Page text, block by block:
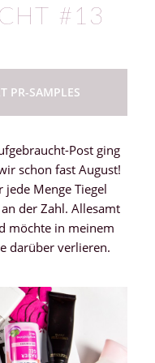
#13
PR-SAMPLES
Post ging
schon fast August!
Menge Tiegel
der Zahl. Allesamt
möchte in meinem
darüber verlieren.